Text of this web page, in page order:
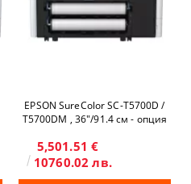
EPSON SureColor SC-T5700D /
T5700DM , 36"/91.4 см - опция
5,501.51 €
10760.02 лв.